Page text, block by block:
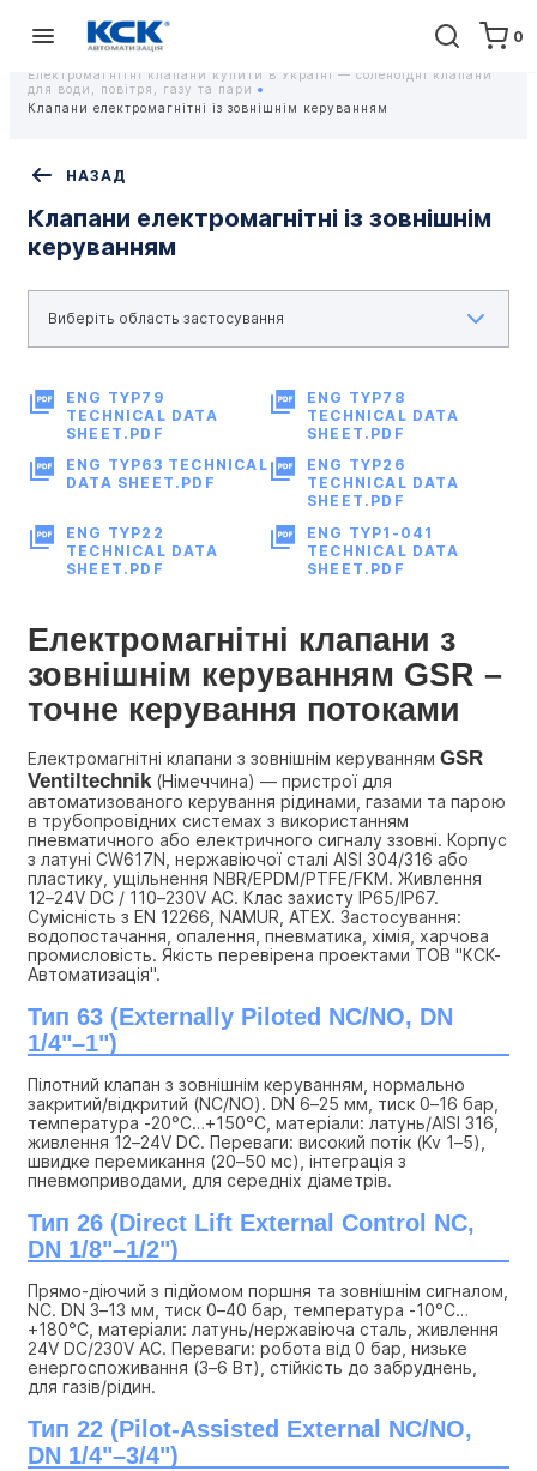
0
Головна
Обладнання
ПРОМИСЛОВА ТРУБОПРОВІДНА АРМАТУРА
Електромагнітні клапани купити в Україні — соленоїдні клапани
для води, повітря, газу та пари
Клапани електромагнітні із зовнішнім керуванням
НАЗАД
Клапани електромагнітні із зовнішнім
керуванням
ENG TYP79
TECHNICAL DATA
SHEET.PDF
ENG TYP78
TECHNICAL DATA
SHEET.PDF
ENG TYP63 TECHNICAL
DATA SHEET.PDF
ENG TYP26
TECHNICAL DATA
SHEET.PDF
ENG TYP22
TECHNICAL DATA
SHEET.PDF
ENG TYP1-041
TECHNICAL DATA
SHEET.PDF
Електромагнітні клапани з
зовнішнім керуванням GSR –
точне керування потоками
Електромагнітні клапани з зовнішнім керуванням GSR
Ventiltechnik (Німеччина) — пристрої для
автоматизованого керування рідинами, газами та парою
в трубопровідних системах з використанням
пневматичного або електричного сигналу ззовні. Корпус
з латуні CW617N, нержавіючої сталі AISI 304/316 або
пластику, ущільнення NBR/EPDM/PTFE/FKM. Живлення
12–24V DC / 110–230V AC. Клас захисту IP65/IP67.
Сумісність з EN 12266, NAMUR, ATEX. Застосування:
водопостачання, опалення, пневматика, хімія, харчова
промисловість. Якість перевірена проектами ТОВ "КСК-
Автоматизація".
Тип 63 (Externally Piloted NC/NO, DN
1/4"–1")
Пілотний клапан з зовнішнім керуванням, нормально
закритий/відкритий (NC/NO). DN 6–25 мм, тиск 0–16 бар,
температура -20°C…+150°C, матеріали: латунь/AISI 316,
живлення 12–24V DC. Переваги: високий потік (Kv 1–5),
швидке перемикання (20–50 мс), інтеграція з
пневмоприводами, для середніх діаметрів.
Тип 26 (Direct Lift External Control NC,
DN 1/8"–1/2")
Прямо-діючий з підйомом поршня та зовнішнім сигналом,
NC. DN 3–13 мм, тиск 0–40 бар, температура -10°C…
+180°C, матеріали: латунь/нержавіюча сталь, живлення
24V DC/230V AC. Переваги: робота від 0 бар, низьке
енергоспоживання (3–6 Вт), стійкість до забруднень,
для газів/рідин.
Тип 22 (Pilot-Assisted External NC/NO,
DN 1/4"–3/4")